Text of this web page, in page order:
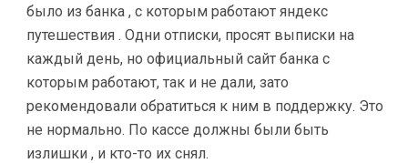
было из банка , с которым работают яндекс
путешествия . Одни отписки, просят выписки на
каждый день, но официальный сайт банка с
которым работают, так и не дали, зато
рекомендовали обратиться к ним в поддержку. Это
не нормально. По кассе должны были быть
излишки , и кто-то их снял.